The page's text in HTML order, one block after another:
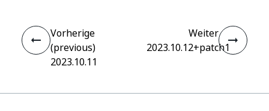
Vorherige
(previous)
2023.10.11
Weiter
2023.10.12+patch1